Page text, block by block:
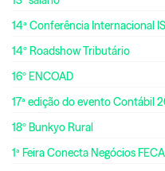
14ª Conferência Internacional
14º Roadshow Tributário
16º ENCOAD
17ª edição do evento Contábil
18º Bunkyo Rural
1ª Feira Conecta Negócios